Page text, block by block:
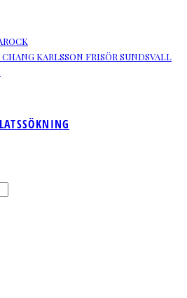
KARLSSON FRISÖR SUNDSVALL